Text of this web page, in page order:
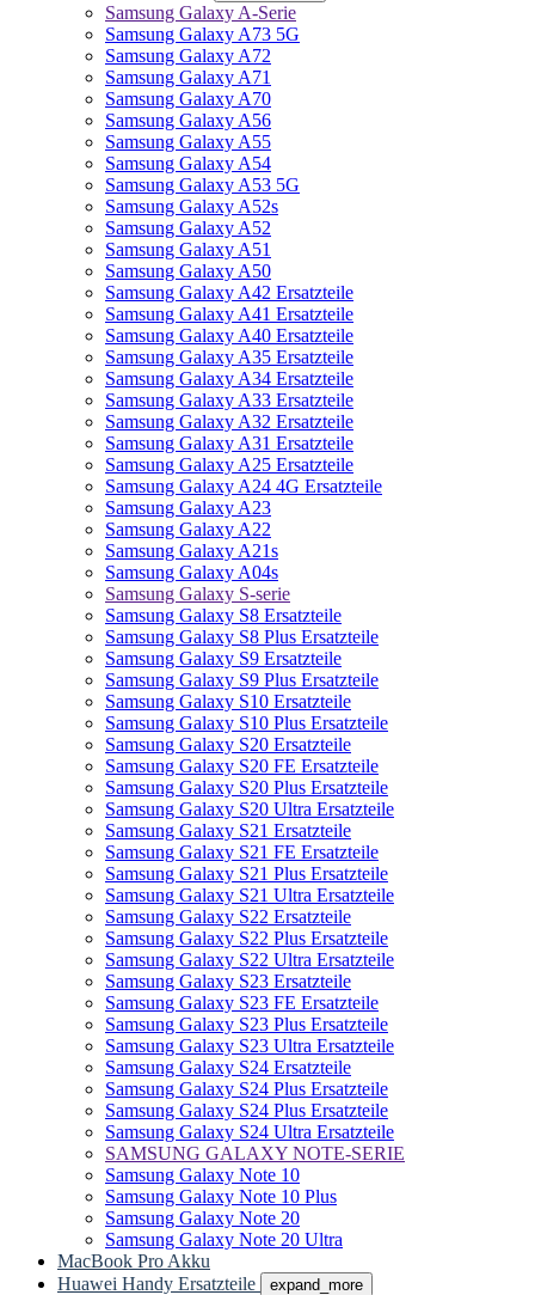
Samsung Galaxy A-Serie
Samsung Galaxy A73 5G
Samsung Galaxy A72
Samsung Galaxy A71
Samsung Galaxy A70
Samsung Galaxy A56
Samsung Galaxy A55
Samsung Galaxy A54
Samsung Galaxy A53 5G
Samsung Galaxy A52s
Samsung Galaxy A52
Samsung Galaxy A51
Samsung Galaxy A50
Samsung Galaxy A42 Ersatzteile
Samsung Galaxy A41 Ersatzteile
Samsung Galaxy A40 Ersatzteile
Samsung Galaxy A35 Ersatzteile
Samsung Galaxy A34 Ersatzteile
Samsung Galaxy A33 Ersatzteile
Samsung Galaxy A32 Ersatzteile
Samsung Galaxy A31 Ersatzteile
Samsung Galaxy A25 Ersatzteile
Samsung Galaxy A24 4G Ersatzteile
Samsung Galaxy A23
Samsung Galaxy A22
Samsung Galaxy A21s
Samsung Galaxy A04s
Samsung Galaxy S-serie
Samsung Galaxy S8 Ersatzteile
Samsung Galaxy S8 Plus Ersatzteile
Samsung Galaxy S9 Ersatzteile
Samsung Galaxy S9 Plus Ersatzteile
Samsung Galaxy S10 Ersatzteile
Samsung Galaxy S10 Plus Ersatzteile
Samsung Galaxy S20 Ersatzteile
Samsung Galaxy S20 FE Ersatzteile
Samsung Galaxy S20 Plus Ersatzteile
Samsung Galaxy S20 Ultra Ersatzteile
Samsung Galaxy S21 Ersatzteile
Samsung Galaxy S21 FE Ersatzteile
Samsung Galaxy S21 Plus Ersatzteile
Samsung Galaxy S21 Ultra Ersatzteile
Samsung Galaxy S22 Ersatzteile
Samsung Galaxy S22 Plus Ersatzteile
Samsung Galaxy S22 Ultra Ersatzteile
Samsung Galaxy S23 Ersatzteile
Samsung Galaxy S23 FE Ersatzteile
Samsung Galaxy S23 Plus Ersatzteile
Samsung Galaxy S23 Ultra Ersatzteile
Samsung Galaxy S24 Ersatzteile
Samsung Galaxy S24 Plus Ersatzteile
Samsung Galaxy S24 Plus Ersatzteile
Samsung Galaxy S24 Ultra Ersatzteile
SAMSUNG GALAXY NOTE-SERIE
Samsung Galaxy Note 10
Samsung Galaxy Note 10 Plus
Samsung Galaxy Note 20
Samsung Galaxy Note 20 Ultra
MacBook Pro Akku
Huawei Handy Ersatzteile
expand_more